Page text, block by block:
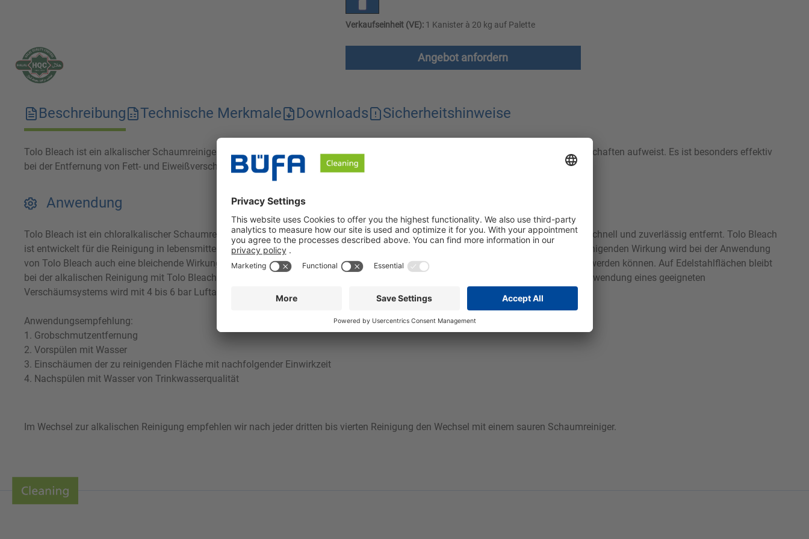
Verkaufseinheit (VE):1 Kanister à 20 kg auf Palette
Angebot anfordern
Beschreibung Technische Merkmale Downloads Sicherheitshinweise
Tolo Bleach ist ein alkalischer Schaumreiniger, das dank seines Aktivchlors sowohl bleichende als auch reinigungsverstärkende Eigenschaften aufweist. Es ist besonders effektiv
bei der Entfernung von Fett- und Eiweißverschmutzungen und bietet somit eine gründliche Reinigungslösung.
Anwendung
Tolo Bleach ist ein chloralkalischer Schaumreiniger mit hoher Reinigungskraft. Verschmutzungen aus Fett, Eiweiß und Stärke werden schnell und zuverlässig entfernt. Tolo Bleach
ist entwickelt für die Reinigung in lebensmittelverarbeitenden Betrieben wie z.B. der Fleisch-, Fisch- und Feinkostbranche. Neben der reinigenden Wirkung wird bei der Anwendung
von Tolo Bleach auch eine bleichende Wirkung erzielt, sodass durch Blut oder Gewürze gefärbte Kunststoffflächen deutlich aufgehellt werden können. Auf Edelstahlflächen bleibt
bei der alkalischen Reinigung mit Tolo Bleach der metallische Glanz erhalten. Tolo Bleach ist nicht auf Aluminium einsetzbar. Unter Verwendung eines geeigneten
Verschäumsystems wird mit 4 bis 6 bar Luftausgangsdruck ein stabiler, gut haftender Schaum erzielt.
Anwendungsempfehlung:
1. Grobschmutzentfernung
2. Vorspülen mit Wasser
3. Einschäumen der zu reinigenden Fläche mit nachfolgender Einwirkzeit
4. Nachspülen mit Wasser von Trinkwasserqualität
Im Wechsel zur alkalischen Reinigung empfehlen wir nach jeder dritten bis vierten Reinigung den Wechsel mit einem sauren Schaumreiniger.